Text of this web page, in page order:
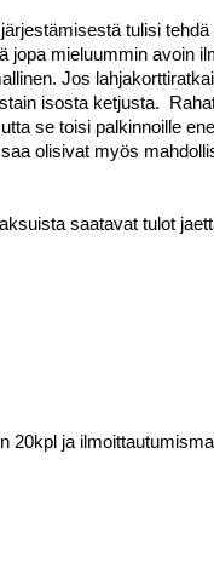
tulisi
jopa mieluummin avoin
Jos
isosta ketjusta.
se toisi palkinnoille
olisivat myös
saatavat tulot
20kpl ja